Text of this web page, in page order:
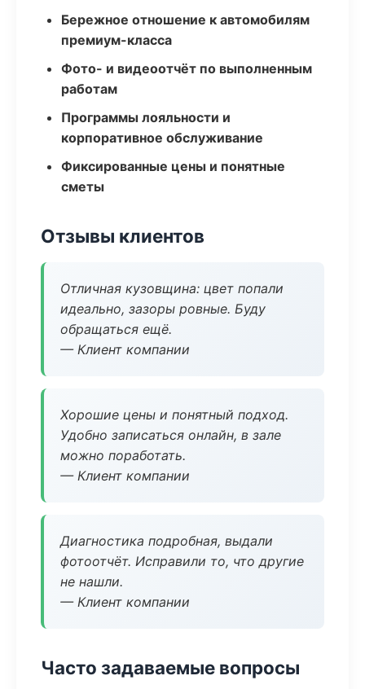
Бережное отношение к автомобилям
премиум-класса
Фото- и видеоотчёт по выполненным
работам
Программы лояльности и
корпоративное обслуживание
Фиксированные цены и понятные
сметы
Отзывы клиентов
Отличная кузовщина: цвет попали
идеально, зазоры ровные. Буду
обращаться ещё.
— Клиент компании
Хорошие цены и понятный подход.
Удобно записаться онлайн, в зале
можно поработать.
— Клиент компании
Диагностика подробная, выдали
фотоотчёт. Исправили то, что другие
не нашли.
— Клиент компании
Часто задаваемые вопросы